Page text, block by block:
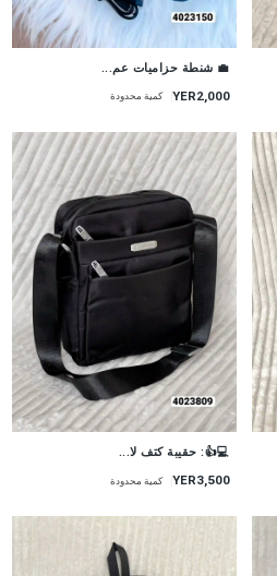
💼 شنطة حزاميات عم...
YER2,000 كمية محدودة
💻👍: حقيبة كتف لا...
YER3,500 كمية محدودة